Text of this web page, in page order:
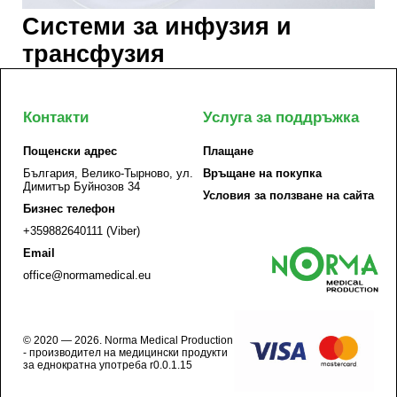
Системи за инфузия и
трансфузия
Контакти
Пощенски адрес
България, Велико-Тырново, ул.
Димитър Буйнозов 34
Бизнес телефон
+359882640111 (Viber)
Email
office@normamedical.eu
Услуга за поддръжка
Плащане
Връщане на покупка
Условия за ползване на сайта
© 2020 — 2026. Norma Medical Production
- производител на медицински продукти
за еднократна употреба r0.0.1.15